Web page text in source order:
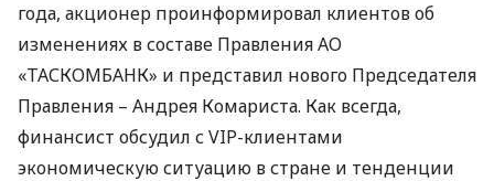
года, акционер проинформировал клиентов об
изменениях в составе Правления АО
«ТАСКОМБАНК» и представил нового Председателя
Правления – Андрея Комариста. Как всегда,
финансист обсудил сVIP-клиентами
экономическую ситуацию в стране и тенденции